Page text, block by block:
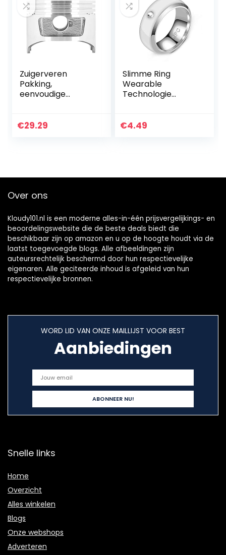
Zuigerveren
Pakking,
eenvoudige
motoronderdelen
€29.29
Slimme Ring
Wearable
Technologie
Telefoon Slimme
€4.49
Over ons
Kloudy101.nl is een moderne alles-in-één prijsvergelijkings- en
beoordelingswebsite die de beste deals biedt die
beschikbaar zijn op amazon en u op de hoogte houdt via de
laatst toegevoegde blogs. Alle afbeeldingen zijn
auteursrechtelijk beschermd door hun respectievelijke
eigenaren. Alle geciteerde inhoud is afgeleid van hun
respectievelijke bronnen.
WORD LID VAN ONZE MAILLIJST VOOR BEST
Aanbiedingen
Snelle links
Home
Overzicht
Alles winkelen
Blogs
Onze webshops
Adverteren